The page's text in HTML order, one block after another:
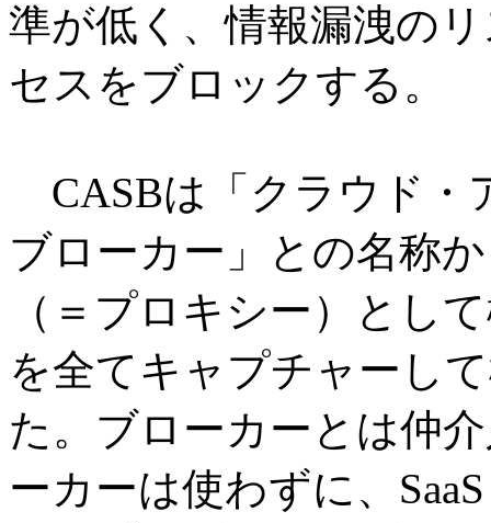
準が低く、情報漏洩の
セスをブロックする。
CASBは「クラウド・
ブローカー」との名称
（＝プロキシー）とし
を全てキャプチャーし
た。ブローカーとは仲
ーカーは使わずに、